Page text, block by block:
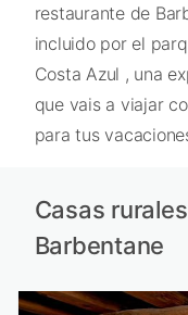
restaurante de
incluido por el
Costa Azul , una
que vais a viajar
para tus
Casas
Barbentane